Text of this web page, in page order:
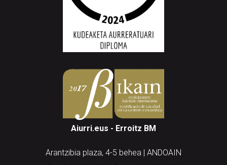
Aiurri.eus - Erroitz BM
Arantzibia plaza, 4-5 behea | ANDOAIN